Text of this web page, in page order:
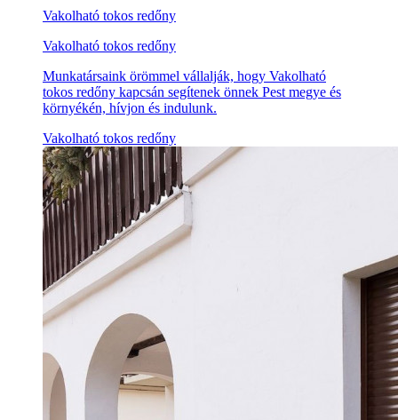
Vakolható tokos redőny
Vakolható tokos redőny
Munkatársaink örömmel vállalják, hogy Vakolható
tokos redőny kapcsán segítenek önnek Pest megye és
környékén, hívjon és indulunk.
Vakolható tokos redőny